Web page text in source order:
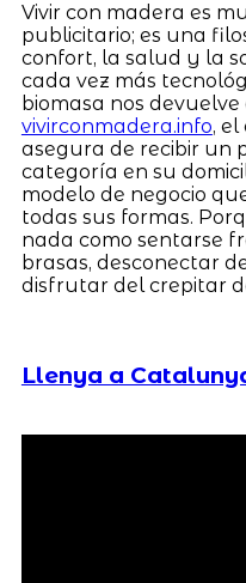
Vivir con madera es
publicitario; es una
confort, la salud y la
cada vez más
biomasa nos
vivirconmadera.info,
asegura de recibir un
categoría en su
modelo de negocio
todas sus formas.
nada como sentarse
brasas, desconectar
disfrutar del crepitar
Llenya a